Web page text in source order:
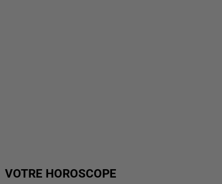
VOTRE HOROSCOPE